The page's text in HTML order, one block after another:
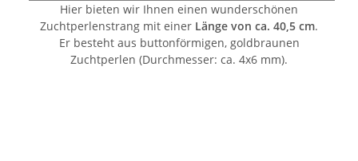
Hier bieten wir Ihnen einen wunderschönen
Zuchtperlenstrang mit einer Länge von ca. 40,5 cm.
Er besteht aus buttonförmigen, goldbraunen
Zuchtperlen (Durchmesser: ca. 4x6 mm).